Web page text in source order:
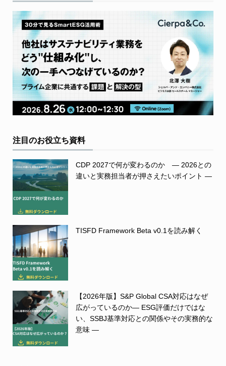
注目のお役立ち資料
CDP 2027で何が変わるのか ― 2026との
違いと実務担当者が押さえたいポイント ―
TISFD Framework Beta v0.1を読み解く
【2026年版】S&P Global CSA対応はなぜ
広がっているのか― ESG評価だけではな
い、SSBJ基準対応との関係やその実務的な
意味 ―